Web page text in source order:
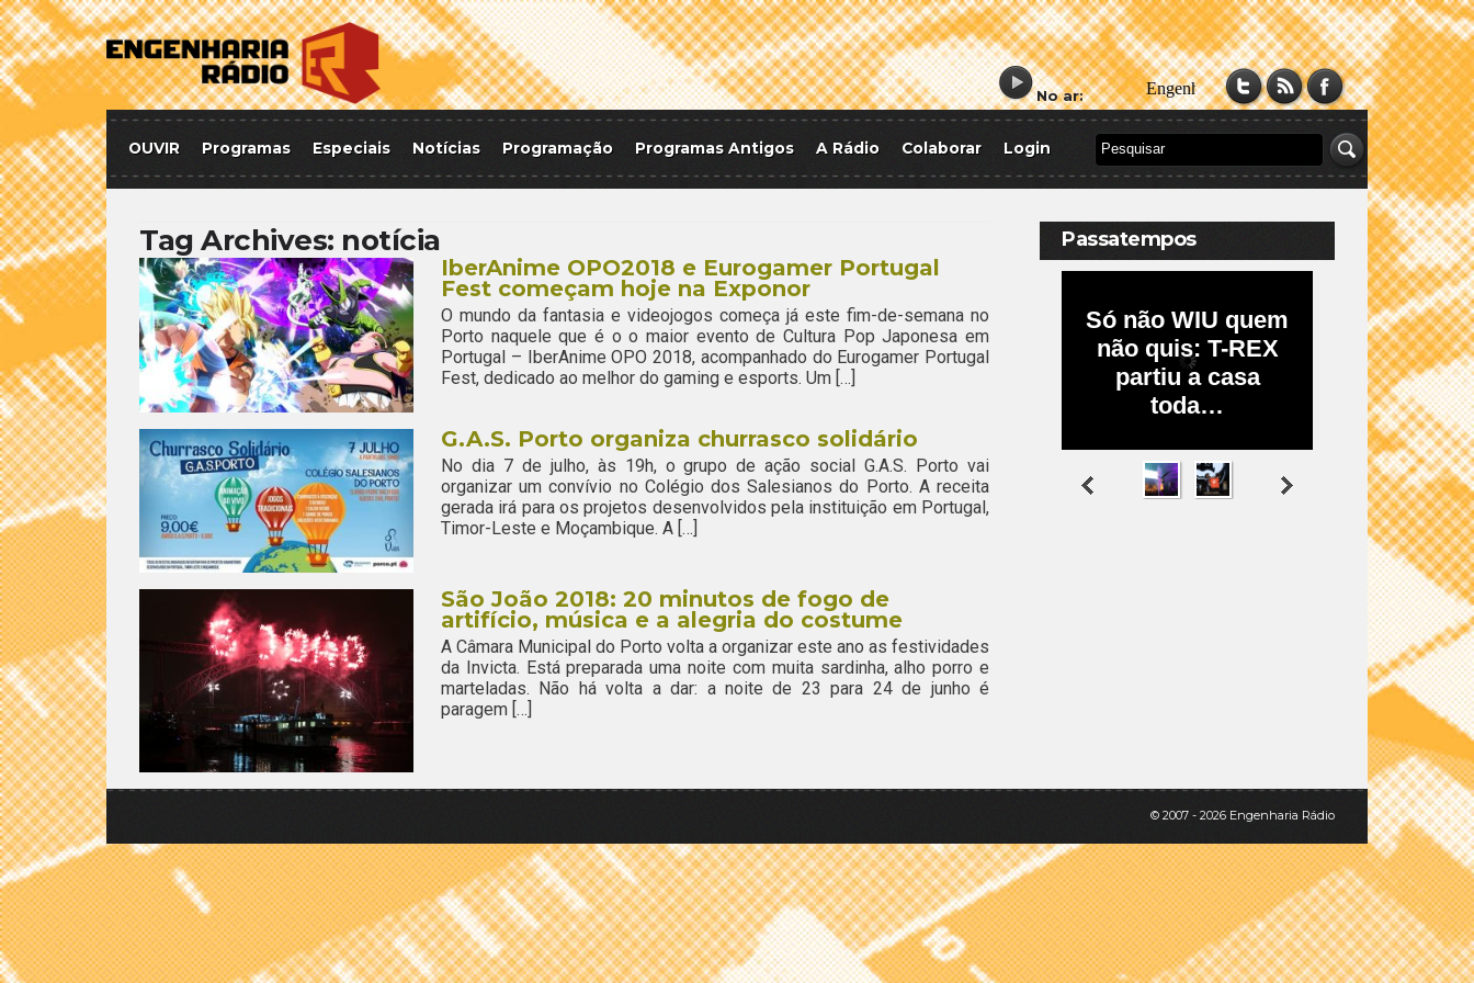
No ar:
OUVIR Programas Especiais Notícias Programação Programas Antigos A Rádio Colaborar Login
Tag Archives: notícia
IberAnime OPO2018 e Eurogamer Portugal
Fest começam hoje na Exponor
O mundo da fantasia e videojogos começa já este fim-de-semana no
Porto naquele que é o o maior evento de Cultura Pop Japonesa em
Portugal – IberAnime OPO 2018, acompanhado do Eurogamer Portugal
Fest, dedicado ao melhor do gaming e esports. Um […]
G.A.S. Porto organiza churrasco solidário
No dia 7 de julho, às 19h, o grupo de ação social G.A.S. Porto vai
organizar um convívio no Colégio dos Salesianos do Porto. A receita
gerada irá para os projetos desenvolvidos pela instituição em Portugal,
Timor-Leste e Moçambique. A […]
São João 2018: 20 minutos de fogo de
artifício, música e a alegria do costume
A Câmara Municipal do Porto volta a organizar este ano as festividades
da Invicta. Está preparada uma noite com muita sardinha, alho porro e
marteladas. Não há volta a dar: a noite de 23 para 24 de junho é
paragem […]
Passatempos
© 2007 - 2026 Engenharia Rádio